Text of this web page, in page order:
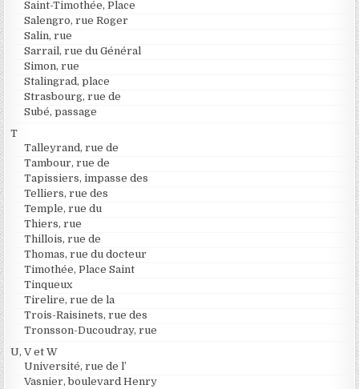
Saint-Timothée, Place
Salengro, rue Roger
Salin, rue
Sarrail, rue du Général
Simon, rue
Stalingrad, place
Strasbourg, rue de
Subé, passage
T
Talleyrand, rue de
Tambour, rue de
Tapissiers, impasse des
Telliers, rue des
Temple, rue du
Thiers, rue
Thillois, rue de
Thomas, rue du docteur
Timothée, Place Saint
Tinqueux
Tirelire, rue de la
Trois-Raisinets, rue des
Tronsson-Ducoudray, rue
U, V et W
Université, rue de l’
Vasnier, boulevard Henry